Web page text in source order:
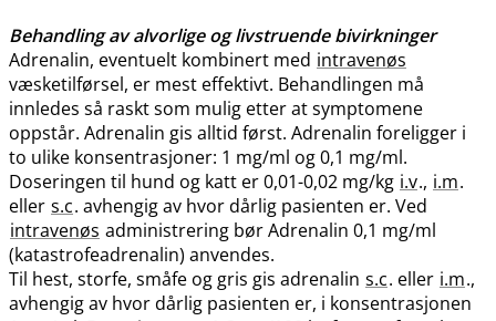
Behandling av alvorlige og livstruende bivirkninger
Adrenalin, eventuelt kombinert med intravenøs
væsketilførsel, er mest effektivt. Behandlingen må
innledes så raskt som mulig etter at symptomene
oppstår. Adrenalin gis alltid først. Adrenalin foreligger i
to ulike konsentrasjoner: 1 mg/ml og 0,1 mg​/​ml.
Doseringen til hund og katt er 0,01-0,02 mg/kg i.v., i.m.
eller s.c. avhengig av hvor dårlig pasienten er. Ved
intravenøs administrering bør Adrenalin 0,1 mg/ml
(katastrofeadrenalin) anvendes.
Til hest, storfe, småfe og gris gis adrenalin s.c. eller i.m.,
avhengig av hvor dårlig pasienten er, i konsentrasjonen